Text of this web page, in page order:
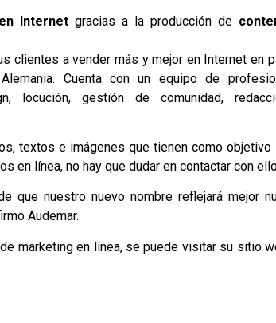
Internetgracias a la producción de
clientes a vender más y mejor en Internet en
Cuenta con un equipo de
locución, gestión de comunidad,
textos e imágenes que tienen como objetivo
en línea, no hay que dudar en contactar con
que nuestro nuevo nombre reflejará mejor
Audemar.
marketing en línea, se puede visitar su sitio